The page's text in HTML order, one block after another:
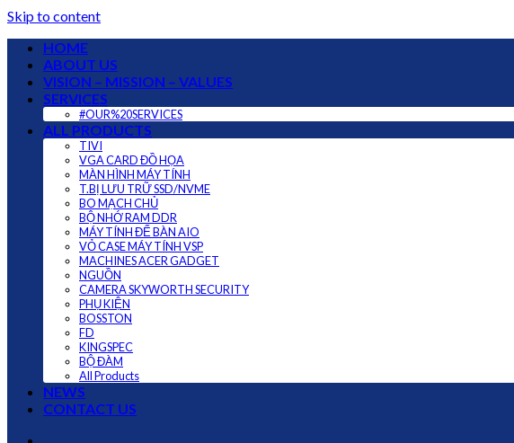
Skip to content
HOME
ABOUT US
VISION – MISSION – VALUES
SERVICES
#OUR%20SERVICES
ALL PRODUCTS
TIVI
VGA CARD ĐỒ HỌA
MÀN HÌNH MÁY TÍNH
T.BỊ LƯU TRỮ SSD/NVME
BO MẠCH CHỦ
BỘ NHỚ RAM DDR
MÁY TÍNH ĐỂ BÀN AIO
VỎ CASE MÁY TÍNH VSP
MACHINES ACER GADGET
NGUỒN
CAMERA SKYWORTH SECURITY
PHỤ KIỆN
BOSSTON
FD
KINGSPEC
BỘ ĐÀM
All Products
NEWS
CONTACT US